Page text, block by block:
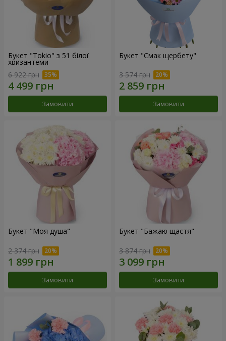
Букет "Tokio" з 51 білої
хризантеми
6 922 грн
Замовити
Букет "Смак щербету"
3 574 грн
Замовити
Букет "Моя душа"
2 374 грн
Замовити
Букет "Бажаю щастя"
3 874 грн
Замовити